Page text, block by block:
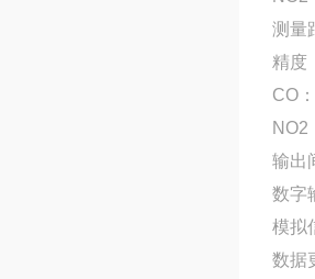
测量
精度
CO
NO2
输出
数字
模拟
数据